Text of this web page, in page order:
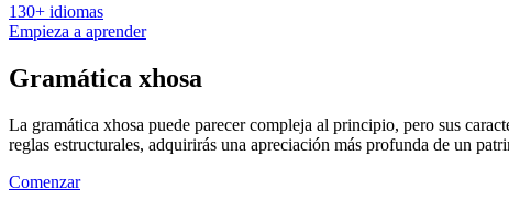
130+ idiomas
Empieza a aprender
Gramática xhosa
La gramática xhosa puede parecer compleja al principio, pero sus
reglas estructurales, adquirirás una apreciación más profunda de un
Comenzar